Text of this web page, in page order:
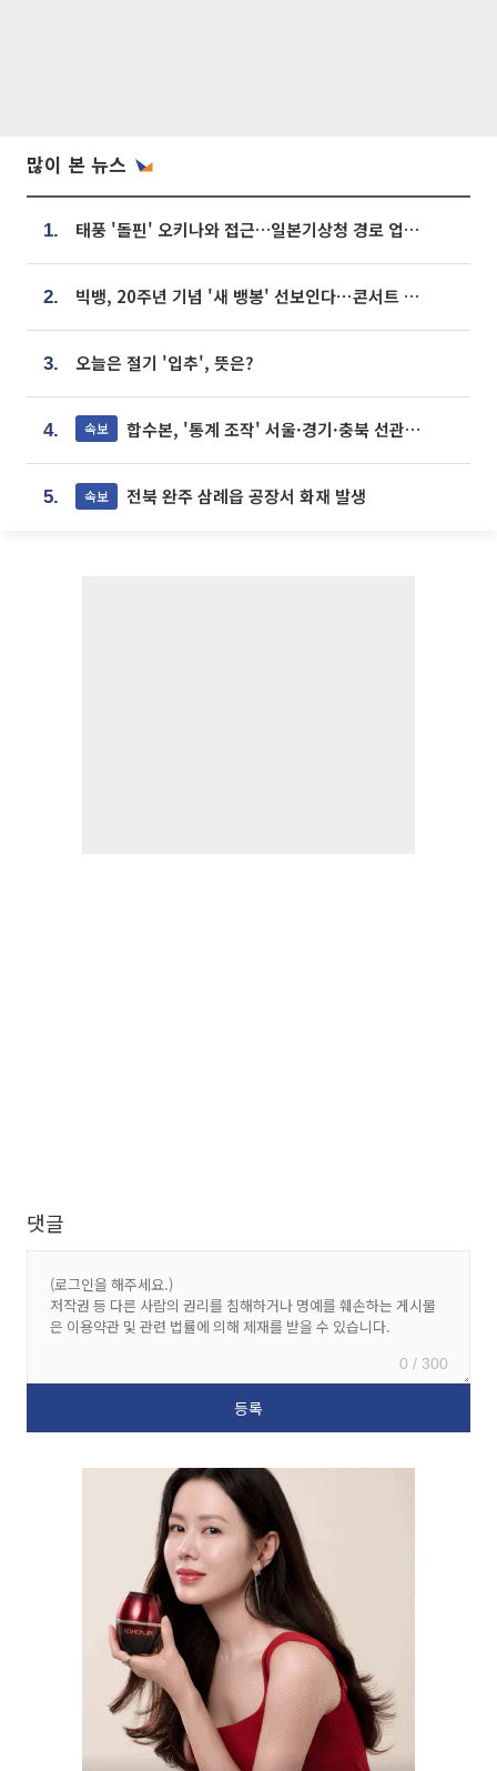
많이 본 뉴스
1. 태풍 '돌핀' 오키나와 접근…일본기상청 경로 업데이트
2. 빅뱅, 20주년 기념 '새 뱅봉' 선보인다⋯콘서트 앞두고 팝업 개최
3. 오늘은 절기 '입추', 뜻은?
4. 속보 합수본, '통계 조작' 서울·경기·충북 선관위 등 추가 압수수색
5. 속보 전북 완주 삼례읍 공장서 화재 발생
댓글
0 / 300